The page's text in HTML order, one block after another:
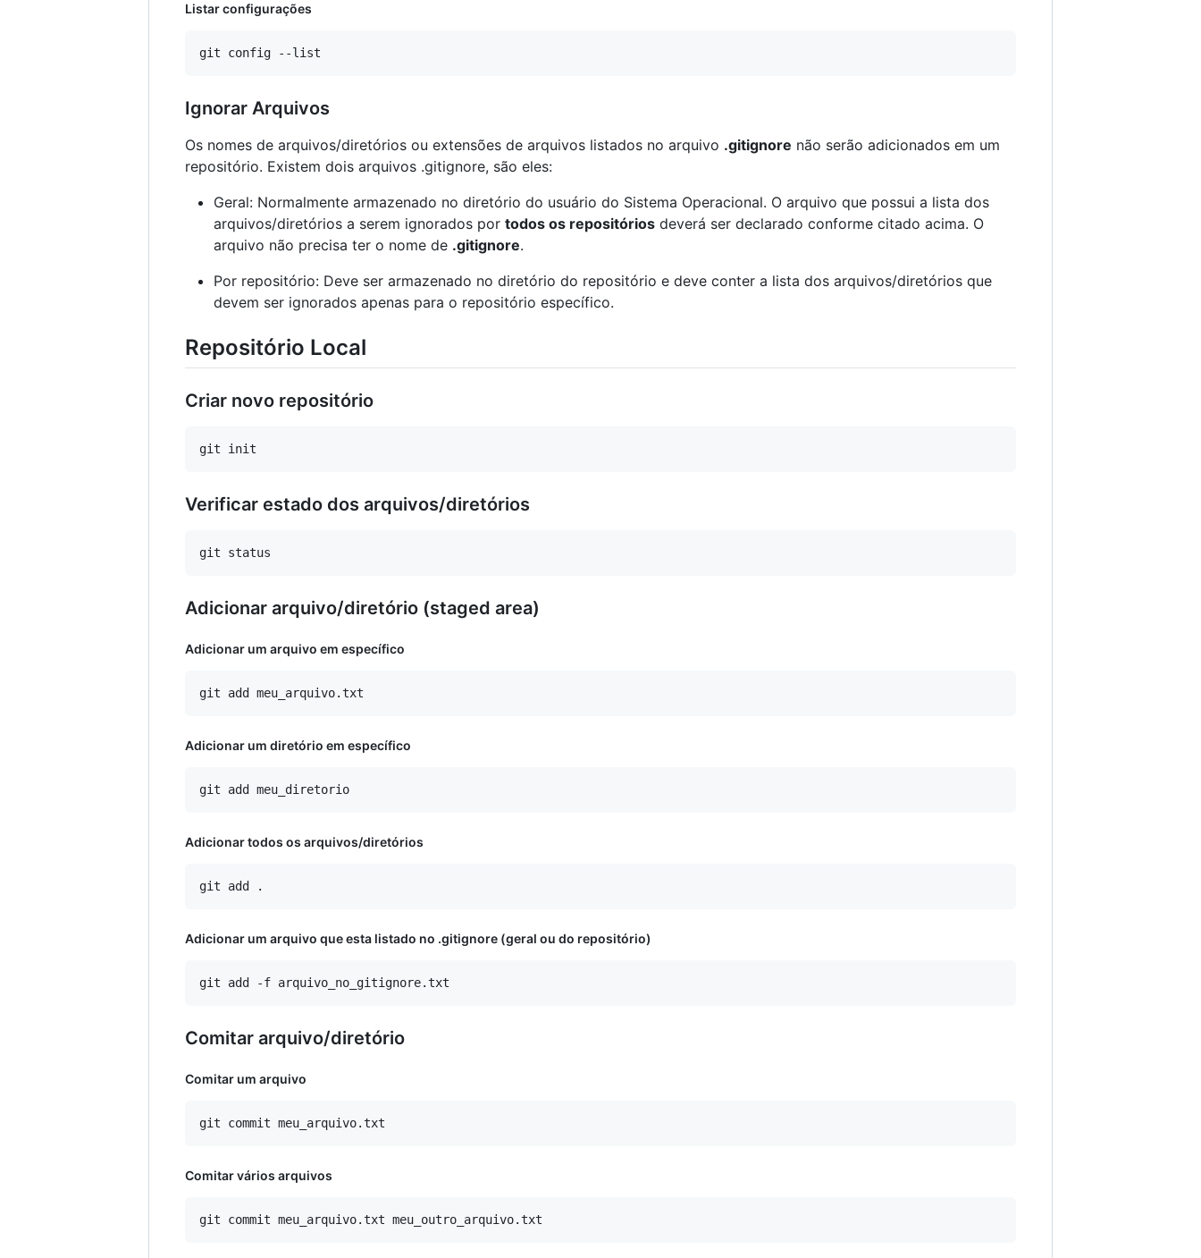
Listar configurações
Ignorar Arquivos
Os nomes de arquivos/diretórios ou extensões de arquivos listados no arquivo .gitignore não serão adicionados em um
repositório. Existem dois arquivos .gitignore, são eles:
Geral: Normalmente armazenado no diretório do usuário do Sistema Operacional. O arquivo que possui a lista dos
arquivos/diretórios a serem ignorados por todos os repositórios deverá ser declarado conforme citado acima. O
arquivo não precisa ter o nome de .gitignore.
Por repositório: Deve ser armazenado no diretório do repositório e deve conter a lista dos arquivos/diretórios que
devem ser ignorados apenas para o repositório específico.
Repositório Local
Criar novo repositório
Verificar estado dos arquivos/diretórios
Adicionar arquivo/diretório (staged area)
Adicionar um arquivo em específico
Adicionar um diretório em específico
Adicionar todos os arquivos/diretórios
Adicionar um arquivo que esta listado no .gitignore (geral ou do repositório)
Comitar arquivo/diretório
Comitar um arquivo
Comitar vários arquivos